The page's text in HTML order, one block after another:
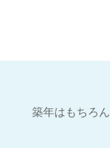
築年はもちろ